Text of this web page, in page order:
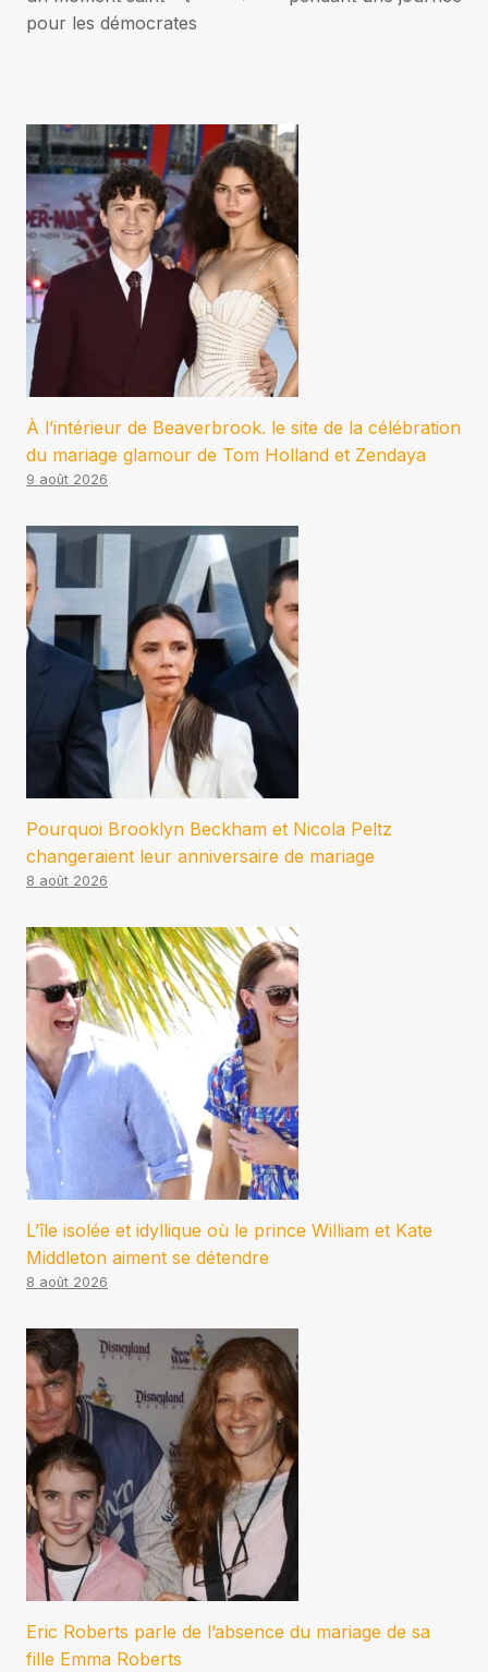
l’article
pour les démocrates
À l’intérieur de Beaverbrook. le site de la célébration
du mariage glamour de Tom Holland et Zendaya
9 août 2026
Pourquoi Brooklyn Beckham et Nicola Peltz
changeraient leur anniversaire de mariage
8 août 2026
L’île isolée et idyllique où le prince William et Kate
Middleton aiment se détendre
8 août 2026
Eric Roberts parle de l’absence du mariage de sa
fille Emma Roberts